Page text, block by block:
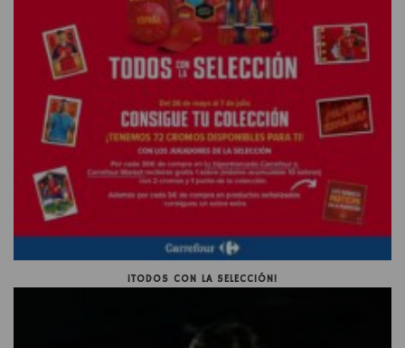
¡TODOS CON LA SELECCIÓN!